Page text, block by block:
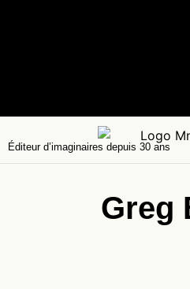
Éditeur d’imaginaires depuis 30 ans
Greg